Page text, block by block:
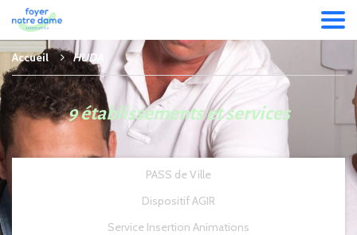
Accueil HUDA
9 établissements et services
PASS de Ville
Dispositif AGIR
Service Insertion Animations